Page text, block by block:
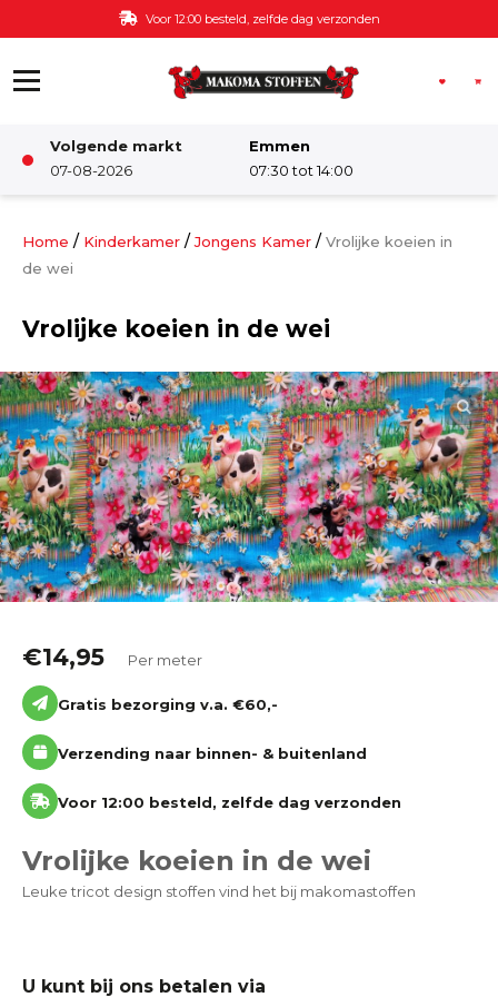
Ga naar de inhoud Voor 12:00 besteld, zelfde dag verzonden
Volgende markt
07-08-2026
Emmen
07:30 tot 14:00
Kinderstoffen
Kinderkamer
Katoen
Grootverbruik
Tijdpakker stof
Home / Kinderkamer /Jongens Kamer / Vrolijke koeien in
de wei
Vrolijke koeien in de wei
€14,95 Per meter
Gratis bezorging v.a. €60,-
Verzending naar binnen- & buitenland
Voor 12:00 besteld, zelfde dag verzonden
Vrolijke koeien in de wei
Leuke tricot design stoffen vind het bij makomastoffen
U kunt bij ons betalen via